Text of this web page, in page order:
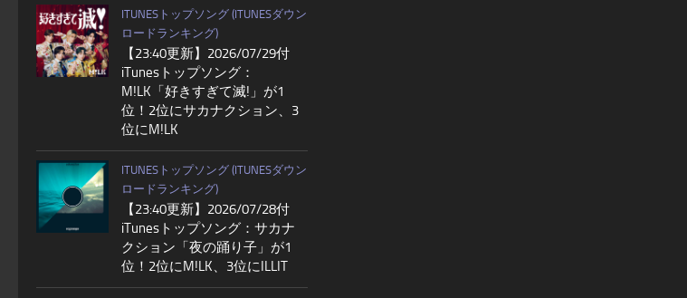
ITUNESトップソング (ITUNESダウン
ロードランキング)
【23:40更新】2026/07/29付
iTunesトップソング：
M!LK「好きすぎて滅!」が1
位！2位にサカナクション、3
位にM!LK
ITUNESトップソング (ITUNESダウン
ロードランキング)
【23:40更新】2026/07/28付
iTunesトップソング：サカナ
クション「夜の踊り子」が1
位！2位にM!LK、3位にILLIT